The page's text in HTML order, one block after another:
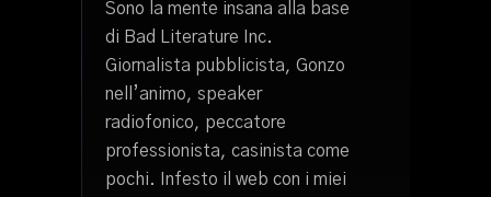
Sono la mente insana alla base
di Bad Literature Inc.
Giornalista pubblicista, Gonzo
nell’animo, speaker
radiofonico, peccatore
professionista, casinista come
pochi. Infesto il web con i miei